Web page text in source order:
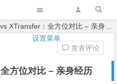
设置菜单
XTransfer：全方位对比 – 亲身经历
方位对比 – 亲身经历
发表评论